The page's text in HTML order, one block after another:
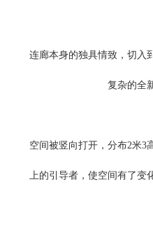
连廊本身的独具情致，切入
复杂的全
空间被竖向打开，分布2米3
上的引导者，使空间有了变